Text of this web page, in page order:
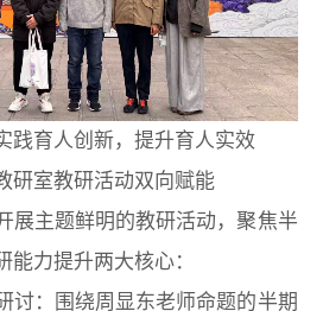
践育人创新，提升育人实效
研室教研活动双向赋能
展主题鲜明的教研活动，聚焦半
力提升两大核心：
讨：围绕周显东老师命题的半期